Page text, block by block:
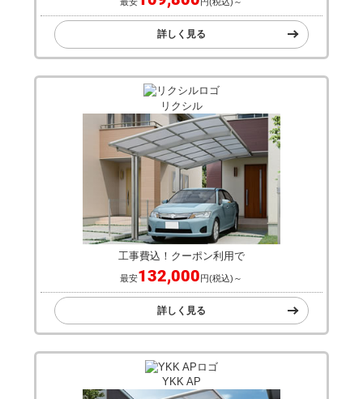
詳しく見る
リクシル
工事費込！クーポン利用で
最安132,000円(税込)～
詳しく見る
YKK AP